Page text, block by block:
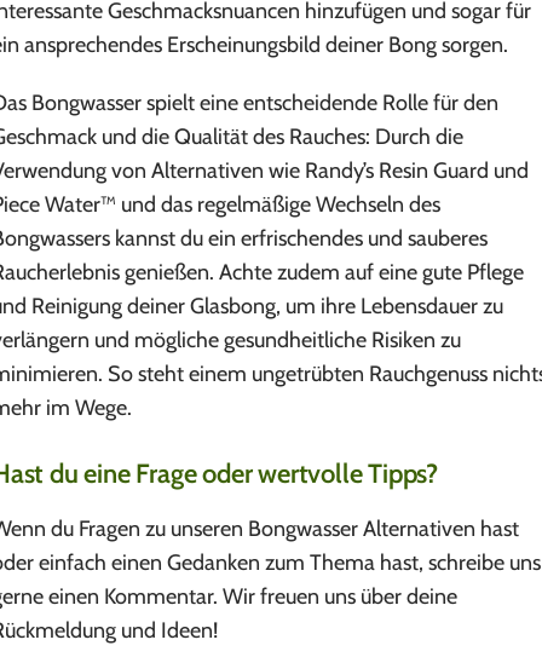
Geschmacksnuancen hinzufügen und sogar für
ansprechendes Erscheinungsbild deiner Bong sorgen.
Bongwasser spielt eine entscheidende Rolle für den
und die Qualität des Rauches: Durch die
von Alternativen wie Randy’s Resin Guard und
Water™ und das regelmäßige Wechseln des
kannst du ein erfrischendes und sauberes
genießen. Achte zudem auf eine gute Pflege
Reinigung deiner Glasbong, um ihre Lebensdauer zu
und mögliche gesundheitliche Risiken zu
So steht einem ungetrübten Rauchgenuss
im Wege.
du eine Frage oder wertvolle Tipps?
du Fragen zu unseren Bongwasser Alternativen hast
einfach einen Gedanken zum Thema hast, schreibe uns
einen Kommentar. Wir freuen uns über deine
und Ideen!